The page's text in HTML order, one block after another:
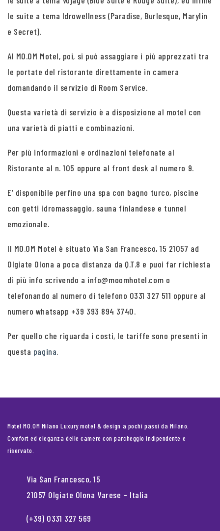
le suite a tema Idrowellness (Paradise, Burlesque, Marylin
e Secret).
Al MO.OM Motel, poi, si può assaggiare i più apprezzati tra
le portate del ristorante direttamente in camera
domandando il servizio di Room Service.
Questa varietà di servizio è a disposizione al motel con
una varietà di piatti e combinazioni.
Per più informazioni e ordinazioni telefonate al
Ristorante al n. 105 oppure al front desk al numero 9.
E’ disponibile perfino una spa con bagno turco, piscine
con getti idromassaggio, sauna finlandese e tunnel
emozionale.
Il MO.OM Motel è situato Via San Francesco, 15 21057 ad
Olgiate Olona a poca distanza da Q.T.8 e puoi far richiesta
di più info scrivendo a info@moomhotel.com o
telefonando al numero di telefono 0331 327 511 oppure al
numero whatsapp +39 393 894 3740.
Per quello che riguarda i costi, le tariffe sono presenti in
questa pagina.
Motel MO.OM Milano Luxury motel & design a pochi passi da Milano.
Comfort ed eleganza delle camere con parcheggio indipendente e
riservato.
Via San Francesco, 15
21057 Olgiate Olona Varese – Italia
(+39) 0331 327 569